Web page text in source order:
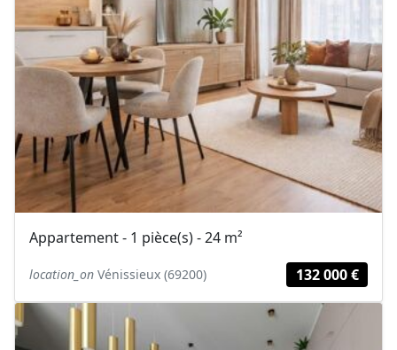
Appartement - 1 pièce(s) - 24 m²
location_on Vénissieux (69200) 132 000 €